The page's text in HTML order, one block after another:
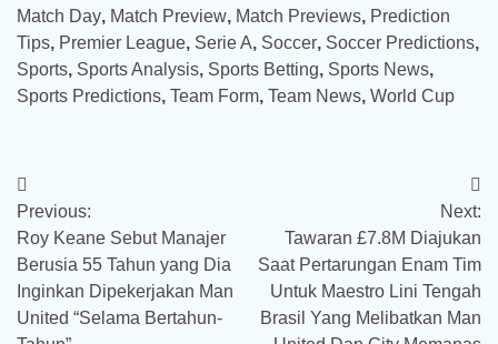
Match Day, Match Preview, Match Previews, Prediction
Tips, Premier League, Serie A, Soccer, Soccer Predictions,
Sports, Sports Analysis, Sports Betting, Sports News,
Sports Predictions, Team Form, Team News, World Cup
Post
navigation
Previous:
Roy Keane Sebut Manajer
Berusia 55 Tahun yang Dia
Inginkan Dipekerjakan Man
United “Selama Bertahun-
Next:
Tawaran £7.8M Diajukan
Saat Pertarungan Enam Tim
Untuk Maestro Lini Tengah
Brasil Yang Melibatkan Man